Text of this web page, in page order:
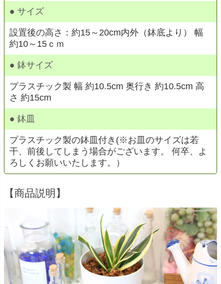
● サイズ
設置後の高さ：約15～20cm内外（鉢底より） 幅
約10～15ｃｍ
● 鉢サイズ
プラスチック製 幅 約10.5cm 奥行き 約10.5cm 高
さ 約15cm
● 鉢皿
プラスチック製の鉢皿付き(※お皿のサイズは若
干、前後してしまう場合がございます。 何卒、よ
ろしくお願いいたします。）
【商品説明】